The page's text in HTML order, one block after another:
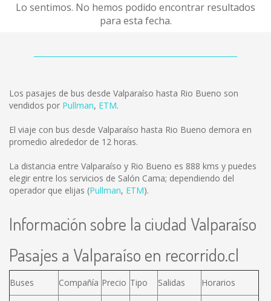
Lo sentimos. No hemos podido encontrar resultados
para esta fecha.
Los pasajes de bus desde Valparaíso hasta Rio Bueno son
vendidos por Pullman, ETM.
El viaje con bus desde Valparaíso hasta Rio Bueno demora en
promedio alrededor de 12 horas.
La distancia entre Valparaíso y Rio Bueno es 888 kms y puedes
elegir entre los servicios de Salón Cama; dependiendo del
operador que elijas (Pullman, ETM).
Información sobre la ciudad Valparaíso
Pasajes a Valparaíso en recorrido.cl
Buses Compañía Precio Tipo Salidas Horarios